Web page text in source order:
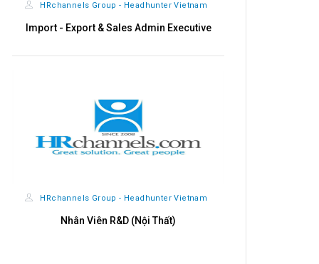
HRchannels Group - Headhunter Vietnam
Import - Export & Sales Admin Executive
HRchannels Group - Headhunter Vietnam
Nhân Viên R&D (Nội Thất)